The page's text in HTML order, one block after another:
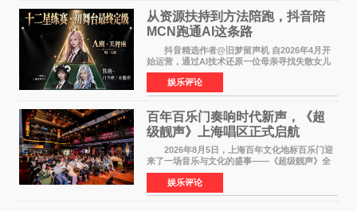
从资源扶持到方法陪跑，抖音陪
MCN跑通AI这条路
抖音精选作者@旧梦留声机 自2026年4月开
始运营，通过AI技术还原一位母亲寻找失散女儿
的故事，凭借强情感表达获得大量用户关注，发
布仅21小时便获得超1亿曝光、超1000万互动。
此后，账号持续沿
娱乐评论
百年百乐门奏响时代新声，《超
级靓声》上海唱区正式启航
2026年8月5日，上海百年文化地标百乐门迎
来了一场音乐与文化的盛事——《超级靓声》全
国励志音乐公益节目上海唱区新闻发布会暨启动
仪式在此隆重举行。各界领导、嘉宾与媒体朋友
齐聚一堂，共同
娱乐评论